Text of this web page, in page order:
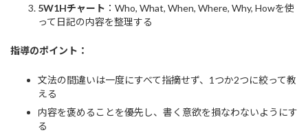
5W1Hチャート ：Who, What, When, Where, Why, Howを使
って日記の内容を整理する
指導のポイント：
文法の間違いは一度にすべて指摘せず、1つか2つに絞って教
える
内容を褒めることを優先し、書く意欲を損なわないようにす
る